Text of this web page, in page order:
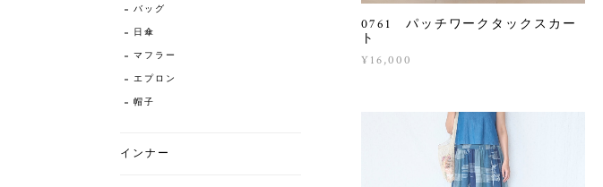
0761 パッチワークタックスカー
ト
¥16,000
バッグ
日傘
マフラー
エプロン
帽子
インナー